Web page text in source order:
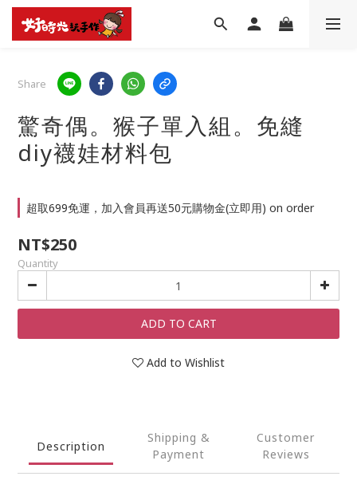
Share
驚奇偶。猴子單入組。免縫
diy襪娃材料包
超取699免運，加入會員再送50元購物金(立即用) on order
NT$250
Quantity
ADD TO CART
Add to Wishlist
Description
Shipping &
Payment
Customer
Reviews